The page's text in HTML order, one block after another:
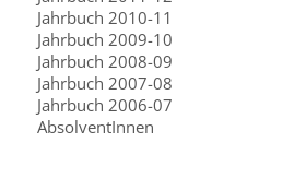
Jahrbuch 2010-11
Jahrbuch 2009-10
Jahrbuch 2008-09
Jahrbuch 2007-08
Jahrbuch 2006-07
AbsolventInnen